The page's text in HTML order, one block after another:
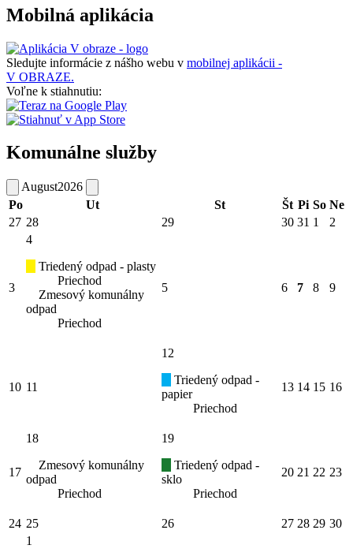
Mobilná aplikácia
Sledujte informácie z nášho webu v mobilnej aplikácii -
V OBRAZE.
Voľne k stiahnutiu:
Komunálne služby
August2026
Po
Ut St Št Pi So Ne
27 28 29 30 31 1 2
3
4
Triedený odpad - plasty
Priechod
Zmesový komunálny
odpad
Priechod
5 6 7 8 9
10 11
12
Triedený odpad -
papier
Priechod
13 14 15 16
17
18
Zmesový komunálny
odpad
Priechod
19
Triedený odpad -
sklo
Priechod
20 21 22 23
24 25 26 27 28 29 30
1